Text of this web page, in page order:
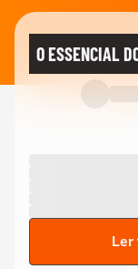
O ESSENCIAL
Ler